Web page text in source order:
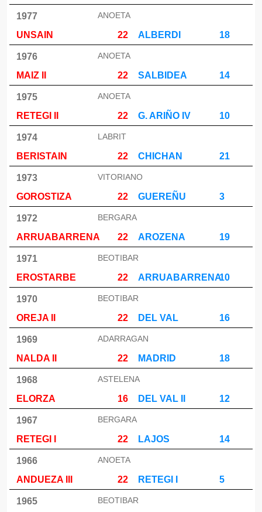
1977
UNSAIN
22 ALBERDI 18
ANOETA
1976
MAIZ II
22 SALBIDEA 14
ANOETA
1975
RETEGI II
22 G. ARIÑO IV 10
ANOETA
1974
BERISTAIN
22 CHICHAN 21
LABRIT
1973
GOROSTIZA
22 GUEREÑU 3
VITORIANO
1972
ARRUABARRENA
22 AROZENA 19
BERGARA
1971
EROSTARBE
22 ARRUABARRENA10
BEOTIBAR
1970
OREJA II
22 DEL VAL 16
BEOTIBAR
1969
NALDA II
22 MADRID 18
ADARRAGAN
1968
ELORZA
16 DEL VAL II 12
ASTELENA
1967
RETEGI I
22 LAJOS 14
BERGARA
1966
ANDUEZA III
22 RETEGI I 5
ANOETA
1965
BEOTIBAR